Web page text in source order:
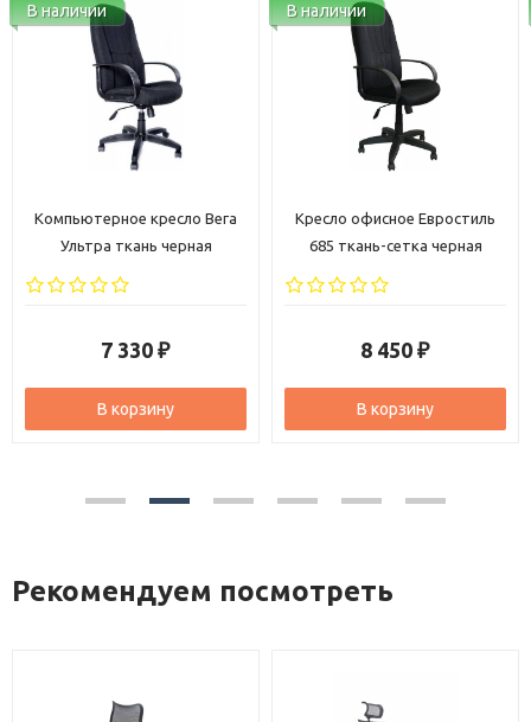
В наличии
Компьютерное кресло Вега
Ультра ткань черная
7 330 ₽
В корзину
В наличии
Кресло офисное Евростиль
685 ткань-сетка черная
8 450 ₽
В корзину
Рекомендуем посмотреть